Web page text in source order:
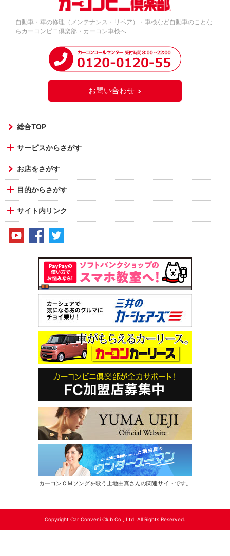
自動車・車の修理（メンテナンス・リペア）・車検など自動車のことな
らカーコンビニ倶楽部・カーコン車検へ
お問い合わせ
総合TOP
サービスからさがす
お店をさがす
目的からさがす
サイト内リンク
カーコンＣＭソングを歌う上地由真さんの関連サイトです。
Copyright Car Conveni Club Co., Ltd. All Rights Reserved.